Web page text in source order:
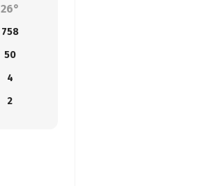
26°
758
50
4
2